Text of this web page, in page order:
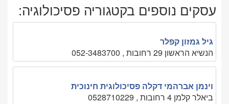
עסקים נוספים בקטגוריה פסיכולוגיה:
גיל גמזון קפלר
הנשיא הראשון 29 רחובות , 052-3483700
וינמן אברהמי דקלה פסיכולוגית חינוכית
ביאלר קלמן 4 רחובות , 0528710229